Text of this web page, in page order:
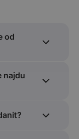
od
k tomu,
dne
najdu
mail každý